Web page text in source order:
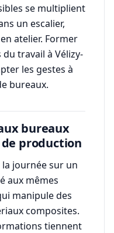
se multiplient
un escalier,
atelier. Former
travail à Vélizy-
les gestes à
bureaux.
bureaux
production
journée sur un
aux mêmes
manipule des
composites.
tiennent